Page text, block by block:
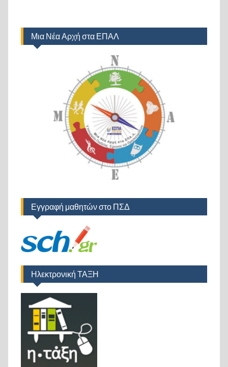
Μια Νέα Αρχή στα ΕΠΑΛ
Εγγραφή μαθητών στο ΠΣΔ
Ηλεκτρονική ΤΑΞΗ